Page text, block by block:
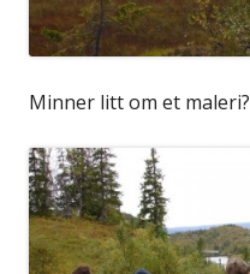
Minner litt om et maleri?